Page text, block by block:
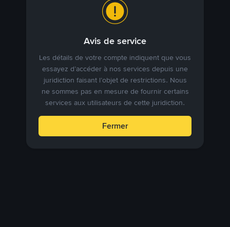
Avis de service
Les détails de votre compte indiquent que vous
essayez d’accéder à nos services depuis une
juridiction faisant l’objet de restrictions. Nous
ne sommes pas en mesure de fournir certains
services aux utilisateurs de cette juridiction.
Fermer